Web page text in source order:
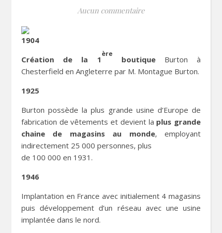
Aucun commentaire
1904
Création de la 1
ère
boutiqueBurton à
Chesterfield en Angleterre par M. Montague Burton.
1925
Burton possède la plus grande usine d’Europe de
fabrication de vêtements et devient la plus grande
chaine de magasins au monde, employant
indirectement 25 000 personnes, plus
de 100 000 en 1931.
1946
Implantation en France avec initialement 4 magasins
puis développement d’un réseau avec une usine
implantée dans le nord.